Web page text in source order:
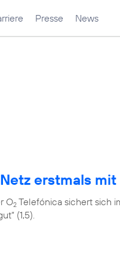
Presse News
Netz erstmals mit
O2 Telefónica sichert sich
(1,5).